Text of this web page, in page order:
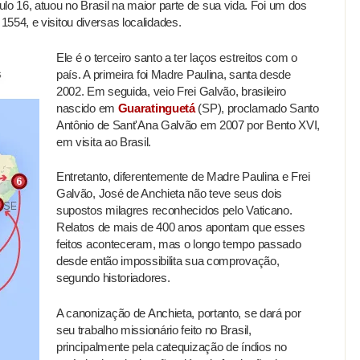
16, atuou no Brasil na maior parte de sua vida. Foi um dos
e visitou diversas localidades.
Ele é o terceiro santo a ter laços estreitos com o
país. A primeira foi Madre Paulina, santa desde
2002. Em seguida, veio Frei Galvão, brasileiro
nascido em Guaratinguetá(SP), proclamado Santo
Antônio de Sant'Ana Galvão em 2007 por Bento XVI,
em visita ao Brasil.
Entretanto, diferentemente de Madre Paulina e Frei
Galvão, José de Anchieta não teve seus dois
supostos milagres reconhecidos pelo Vaticano.
Relatos de mais de 400 anos apontam que esses
feitos aconteceram, mas o longo tempo passado
desde então impossibilita sua comprovação,
segundo historiadores.
A canonização de Anchieta, portanto, se dará por
seu trabalho missionário feito no Brasil,
principalmente pela catequização de índios no